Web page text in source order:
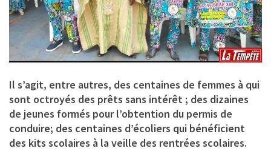
Il s’agit, entre autres, des centaines de femmes à qui
sont octroyés des prêts sans intérêt ; des dizaines
de jeunes formés pour l’obtention du permis de
conduire; des centaines d’écoliers qui bénéficient
des kits scolaires à la veille des rentrées scolaires.